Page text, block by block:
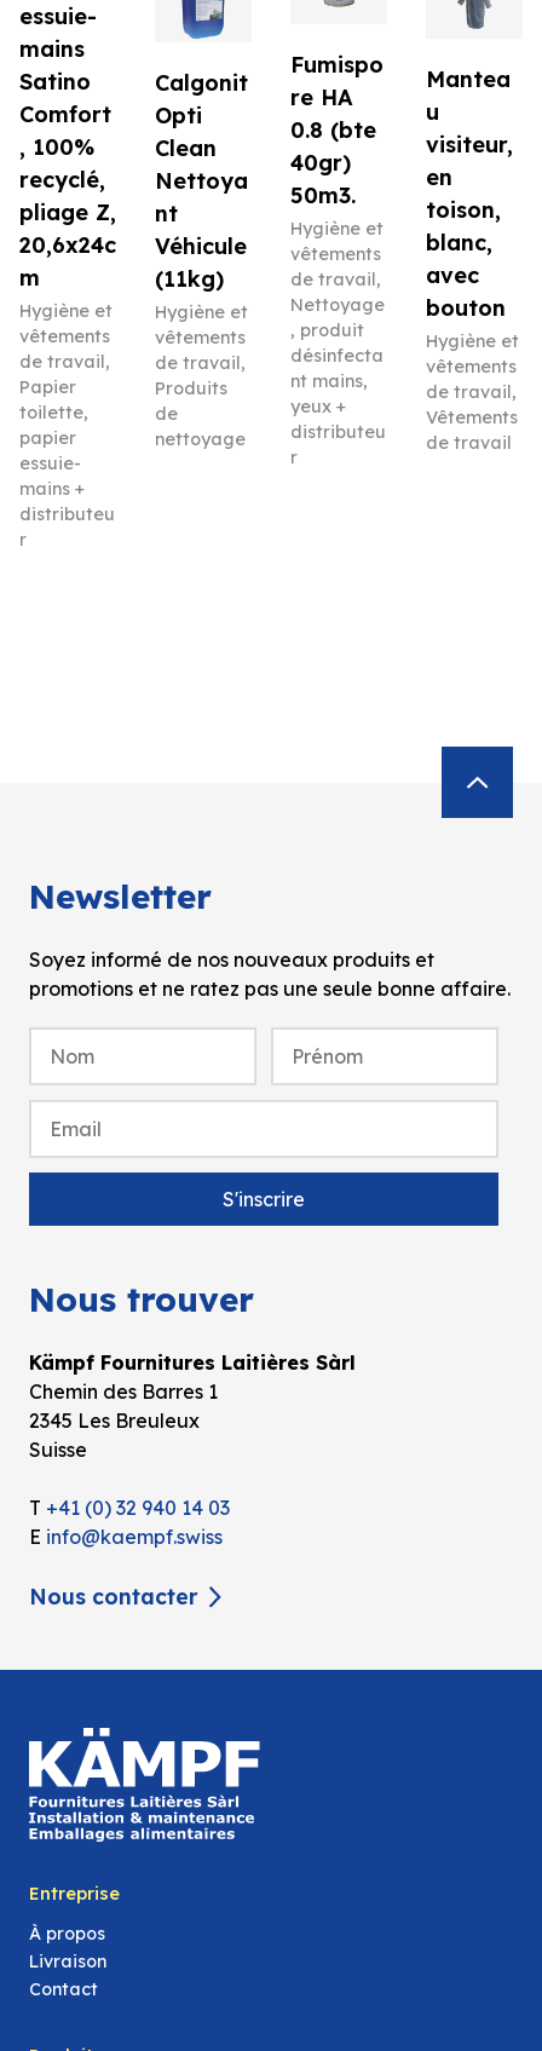
essuie-
mains
Satino
Comfort
, 100%
recyclé,
pliage Z,
20,6x24c
m
Hygiène et
vêtements
de travail,
Papier
toilette,
papier
essuie-
mains +
distributeu
r
Calgonit
Opti
Clean
Nettoya
nt
Véhicule
(11kg)
Hygiène et
vêtements
de travail ,
Produits
de
nettoyage
Fumispo
re HA
0.8 (bte
40gr)
50m3.
Hygiène et
vêtements
de travail ,
Nettoyage
, produit
désinfecta
nt mains,
yeux +
distributeu
r
Mantea
u
visiteur,
en
toison,
blanc,
avec
bouton
Hygiène et
vêtements
de travail ,
Vêtements
de travail
Newsletter
Soyez informé de nos nouveaux produits et
promotions et ne ratez pas une seule bonne affaire.
Nous trouver
Kämpf Fournitures Laitières Sàrl
Chemin des Barres 1
2345 Les Breuleux
Suisse
T +41 (0) 32 940 14 03
E info@kaempf.swiss
Nous contacter
Entreprise
À propos
Livraison
Contact